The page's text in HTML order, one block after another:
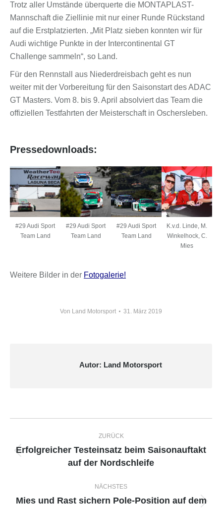
Trotz aller Umstände überquerte die MONTAPLAST-
Mannschaft die Ziellinie mit nur einer Runde Rückstand
auf die Erstplatzierten. „Mit Platz sieben konnten wir für
Audi wichtige Punkte in der Intercontinental GT
Challenge sammeln“, so Land.
Für den Rennstall aus Niederdreisbach geht es nun
weiter mit der Vorbereitung für den Saisonstart des ADAC
GT Masters. Vom 8. bis 9. April absolviert das Team die
offiziellen Testfahrten der Meisterschaft in Oschersleben.
Pressedownloads:
#29 Audi Sport
Team Land
#29 Audi Sport
Team Land
#29 Audi Sport
Team Land
K.v.d. Linde, M.
Winkelhock, C.
Mies
Weitere Bilder in der Fotogalerie!
Von Land Motorsport 31. März 2019
Autor: Land Motorsport
ZURÜCK
Erfolgreicher Testeinsatz beim Saisonauftakt
auf der Nordschleife
NÄCHSTES
Mies und Rast sichern Pole-Position auf dem